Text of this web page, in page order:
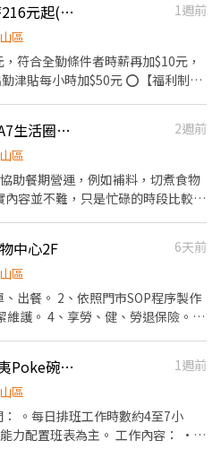
、抽獎。 7、不定期員工聚餐、活
【すき家 SUKIYA】★時薪216元起(含全勤)★林口長庚醫院店
1週前
區
符合全勤條件者時薪再加$10元，
小時加$50元 ⭕【福利制
餐點製
》:接待服務顧客、收銀結帳、環境
食-牛丼/咖哩，並以舒適衛生的用
實親民的誠懇價格，強調食品安
、與家人一起、朋友一起，皆可享
🥦晚班工讀生/打烊班（近A7生活圈）（彈性長短期皆可以討論）
2週前
區
中心2F
6天前
區
出餐。 2、依照門市SOP程序製作
護。 4、享勞、健、勞退保險。
雜的辦公室政治、人與人的勾心鬥
隊、新的氣象！你的參與將有利
見。 職涯發展： 這是我
擴張，首批創始夥伴或表現優異者
HulaHula沙拉拌食（夏威夷Poke碗）誠徵計時人員
1週前
區
表為主。 工作內容： •